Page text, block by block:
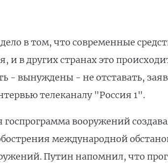
в том, что современные
и в других странах это
- вынуждены - не отставать,
телеканалу "Россия 1".
госпрограмма вооружений
международной
Путин напомнил, что